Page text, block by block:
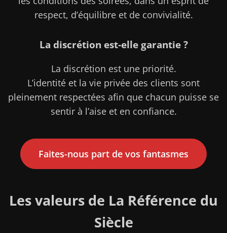
respect, d’équilibre et de convivialité.
La discrétion est-elle garantie ?
La discrétion est une priorité.
L’identité et la vie privée des clients sont
pleinement respectées afin que chacun puisse se
sentir à l’aise et en confiance.
Faites-nous part de vos fantasmes
Les valeurs de La Référence du
Siècle